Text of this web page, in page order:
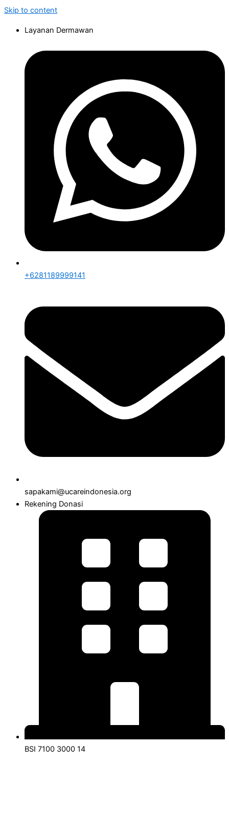
Skip to content
Layanan Dermawan
+6281189999141
sapakami@ucareindonesia.org
Rekening Donasi
BSI 7100 3000 14